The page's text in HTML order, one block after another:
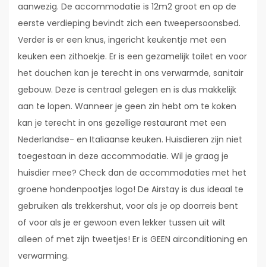
aanwezig. De accommodatie is 12m2 groot en op de
eerste verdieping bevindt zich een tweepersoonsbed.
Verder is er een knus, ingericht keukentje met een
keuken een zithoekje. Er is een gezamelijk toilet en voor
het douchen kan je terecht in ons verwarmde, sanitair
gebouw. Deze is centraal gelegen en is dus makkelijk
aan te lopen. Wanneer je geen zin hebt om te koken
kan je terecht in ons gezellige restaurant met een
Nederlandse- en Italiaanse keuken. Huisdieren zijn niet
toegestaan in deze accommodatie. Wil je graag je
huisdier mee? Check dan de accommodaties met het
groene hondenpootjes logo! De Airstay is dus ideaal te
gebruiken als trekkershut, voor als je op doorreis bent
of voor als je er gewoon even lekker tussen uit wilt
alleen of met zijn tweetjes! Er is GEEN airconditioning en
verwarming.